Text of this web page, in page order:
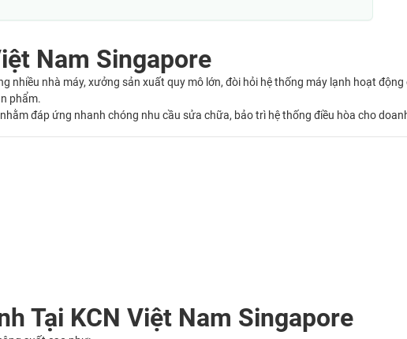
Nam Singapore
nhiều nhà máy, xưởng sản xuất quy mô lớn, đòi hỏi hệ thống máy lạnh hoạt
phẩm.
đáp ứng nhanh chóng nhu cầu sửa chữa, bảo trì hệ thống điều hòa cho
Tại KCN Việt Nam Singapore